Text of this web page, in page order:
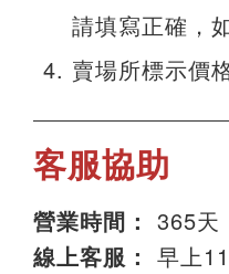
請填寫正確，
賣場所標示價
客服協助
營業時間： 365天
線上客服： 早上